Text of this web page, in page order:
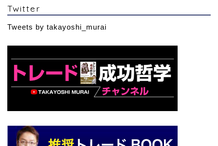
Twitter
Tweets by takayoshi_murai